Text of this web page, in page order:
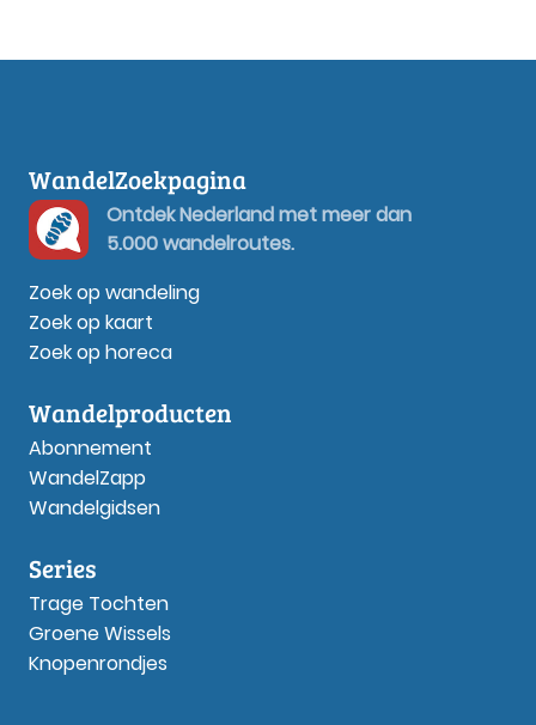
WandelZoekpagina
Ontdek Nederland met meer dan
5.000 wandelroutes.
Zoek op wandeling
Zoek op kaart
Zoek op horeca
Wandelproducten
Abonnement
WandelZapp
Wandelgidsen
Series
Trage Tochten
Groene Wissels
Knopenrondjes